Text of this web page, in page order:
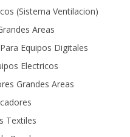
(Sistema Ventilacion)
Areas
Equipos Digitales
Electricos
Grandes Areas
Textiles